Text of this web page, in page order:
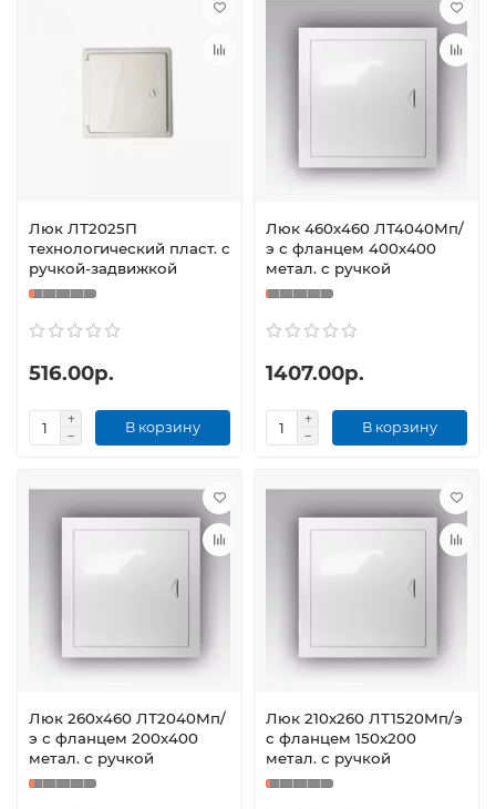
Люк ЛТ2025П
технологический пласт. с
ручкой-задвижкой
516.00р.
В корзину
Люк 460х460 ЛТ4040Мп/
э с фланцем 400х400
метал. с ручкой
1407.00р.
В корзину
Люк 260х460 ЛТ2040Мп/
э с фланцем 200х400
метал. с ручкой
Люк 210х260 ЛТ1520Мп/э
с фланцем 150х200
метал. с ручкой